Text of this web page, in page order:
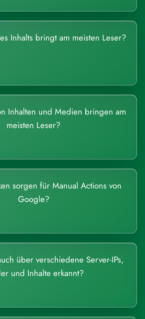
Inhalts bringt am meisten Leser?
Inhalten und Medien bringen am
meisten Leser?
sorgen für Manual Actions von
Google?
über verschiedene Server-IPs,
und Inhalte erkannt?